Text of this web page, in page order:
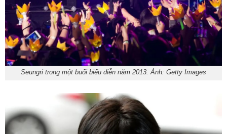
Seungri trong một buổi biểu diễn năm 2013. Ảnh: Getty Images